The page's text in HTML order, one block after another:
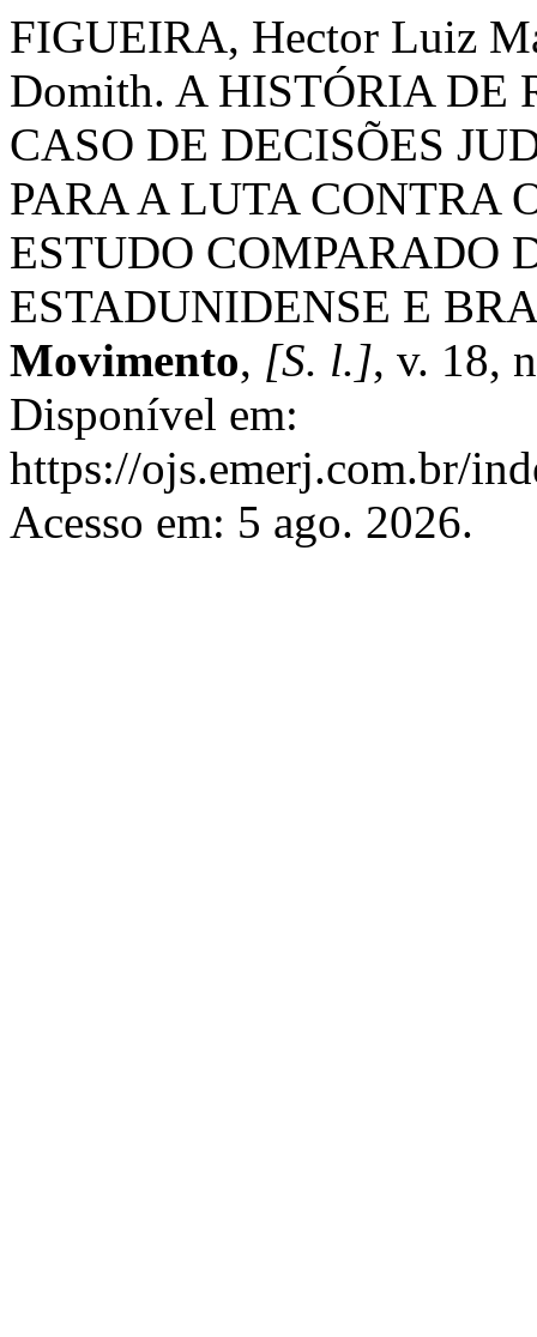
FIGUEIRA, Hector Luiz
Domith. A HISTÓRIA DE
CASO DE DECISÕES
PARA A LUTA CONTRA
ESTUDO COMPARADO
ESTADUNIDENSE E
Movimento, [S. l.], v. 18,
Disponível em:
https://ojs.emerj.com.br/
Acesso em: 5 ago. 2026.